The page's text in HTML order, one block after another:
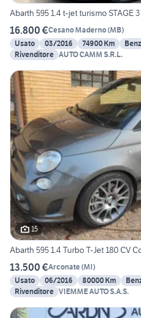
Abarth 595 1.4 t-jet turismo STAGE
16.800 €Cesano Maderno(MB)
Usato
03/2016 74900 Km
Rivenditore AUTO CAMM S.R.L.
15
Abarth 595 1.4 Turbo T-Jet 180 CV
13.500 €Arconate(MI)
Usato
06/2016 80000 Km
Rivenditore VIEMME AUTO S.A.S.